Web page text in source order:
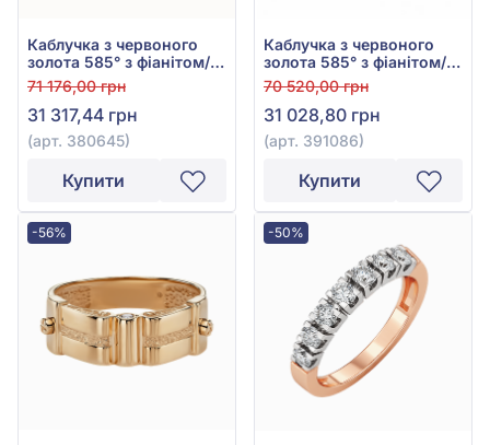
Каблучка з червоного
золота 585° з фіанітом/
куб.цирконієм, арт.
380645
71 176,00 грн
31 317,44 грн
(арт. 380645)
Купити
Каблучка з червоного
золота 585° з фіанітом/
куб.цирконієм, арт.
391086
70 520,00 грн
31 028,80 грн
(арт. 391086)
Купити
-56% -50%